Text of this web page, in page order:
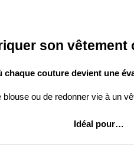
son
chaque couture devient une
ou de redonner vie à un
Idéal pour…